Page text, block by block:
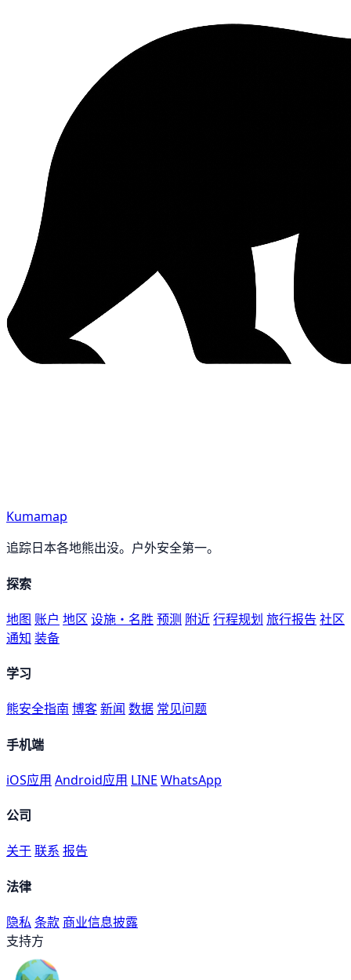
Kumamap
追踪日本各地熊出没。户外安全第一。
探索
地图 账户 地区 设施・名胜 预测 附近行程规划 旅行报告 社区
通知 装备
学习
熊安全指南 博客新闻 数据 常见问题
手机端
iOS应用 Android应用 LINE WhatsApp
公司
关于联系 报告
法律
隐私 条款 商业信息披露
支持方